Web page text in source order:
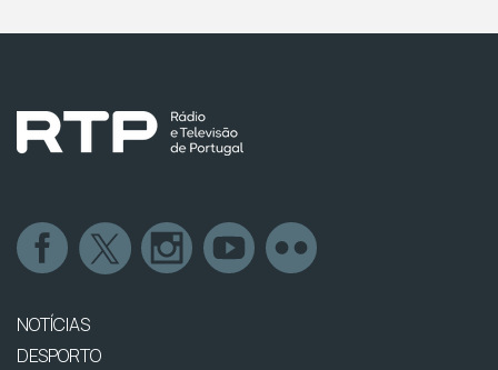
NOTÍCIAS
DESPORTO